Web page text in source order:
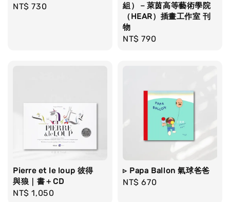
Regular
NT$ 730
組）－萊茵高等藝術學院
（HEAR）插畫工作室 刊
物
Regular
NT$ 790
Pierre et le loup 彼得
與狼｜書＋CD
Regular
NT$ 1,050
▹ Papa Ballon 氣球爸爸
Regular
NT$ 670